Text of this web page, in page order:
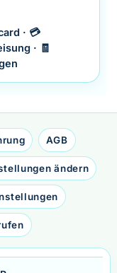
· 💳
· 🧾
AGB
ändern